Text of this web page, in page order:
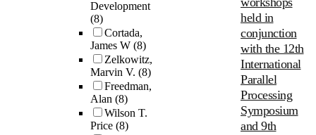
Development
(8)
Cortada,
James W (8)
Zelkowitz,
Marvin V. (8)
Freedman,
Alan (8)
Wilson T.
Price (8)
held in
conjunction
with the 12th
International
Parallel
Processing
Symposium
and 9th